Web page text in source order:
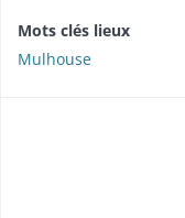
Mots clés lieux
Mulhouse